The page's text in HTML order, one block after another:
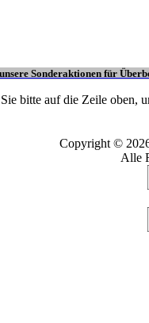
Sonderaktionen für
bitte auf die Zeile oben,
Copyright ©
Alle